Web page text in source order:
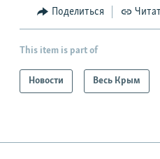
Поделиться
This item is part of
Новости Весь Крым